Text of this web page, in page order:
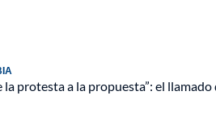
la protesta a la propuesta”: el